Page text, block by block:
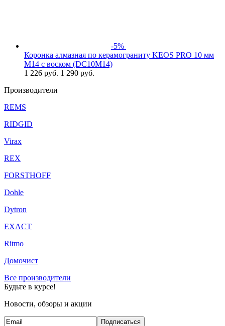
-5%
Коронка алмазная по керамограниту KEOS PRO 10 мм
M14 с воском (DC10M14)
1 226 руб. 1 290 руб.
Производители
REMS
RIDGID
Virax
REX
FORSTHOFF
Dohle
Dytron
EXACT
Ritmo
Домочист
Все производители
Будьте в курсе!
Новости, обзоры и акции
Подписаться